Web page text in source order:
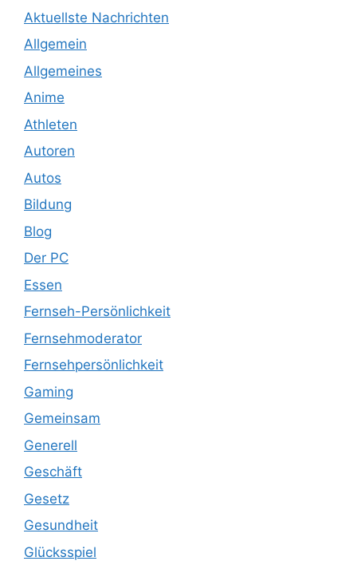
Aktuellste Nachrichten
Allgemein
Allgemeines
Anime
Athleten
Autoren
Autos
Bildung
Blog
Der PC
Essen
Fernseh-Persönlichkeit
Fernsehmoderator
Fernsehpersönlichkeit
Gaming
Gemeinsam
Generell
Geschäft
Gesetz
Gesundheit
Glücksspiel